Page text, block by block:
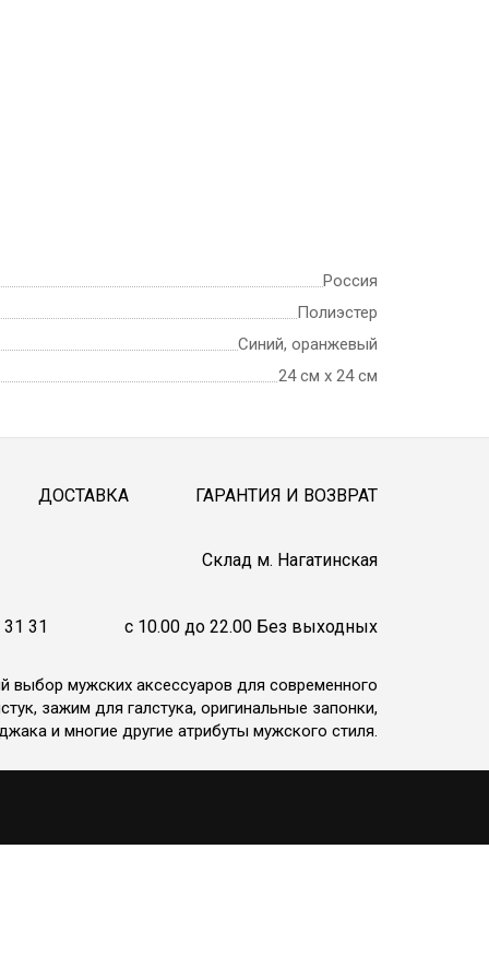
Россия
Полиэстер
Синий, оранжевый
24 см х 24 см
ДОСТАВКА ГАРАНТИЯ И ВОЗВРАТ
Cклад м. Нагатинская
31 c 10.00 до 22.00 Без выходных
выбор мужских аксессуаров для современного
зажим для галстука, оригинальные запонки,
и многие другие атрибуты мужского стиля.